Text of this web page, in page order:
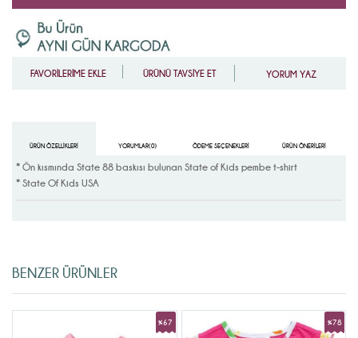
ÜRÜNÜ TAVSİYE ET
FAVORİLERİME EKLE YORUM YAZ
ÜRÜN ÖZELLIKLERI YORUMLAR(0) ÖDEME SEÇENEKLERI ÜRÜN ÖNERILERI
* Ön kısmında State 88 baskısı bulunan State of Kids pembe t-shirt
* State Of Kids USA
BENZER ÜRÜNLER
%67 %78